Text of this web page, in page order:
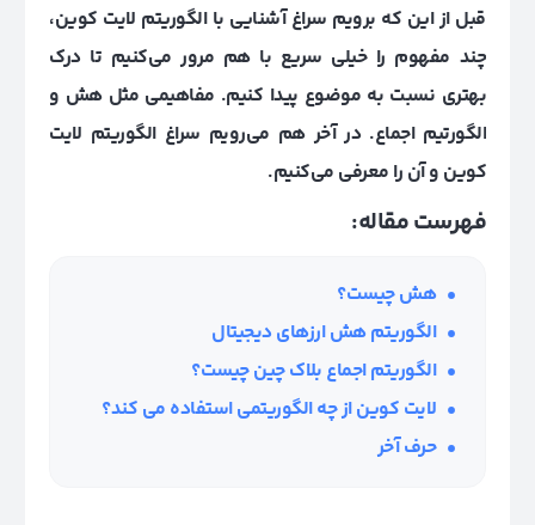
قبل از این که برویم سراغ آشنایی با الگوریتم لایت کوین،
چند مفهوم را خیلی سریع با هم مرور می‌کنیم تا درک
بهتری نسبت به موضوع پیدا کنیم. مفاهیمی مثل هش و
الگورتیم اجماع. در آخر هم می‌رویم سراغ الگوریتم لایت
کوین و آن را معرفی می‌کنیم.
فهرست مقاله:
هش چیست؟
الگوریتم هش ارزهای دیجیتال
الگوریتم اجماع بلاک چین چیست؟
لایت کوین از چه الگوریتمی استفاده می‌ کند؟
حرف آخر